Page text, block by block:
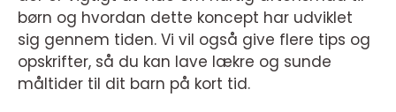
børn og hvordan dette koncept har udviklet
sig gennem tiden. Vi vil også give flere tips og
opskrifter, så du kan lave lækre og sunde
måltider til dit barn på kort tid.